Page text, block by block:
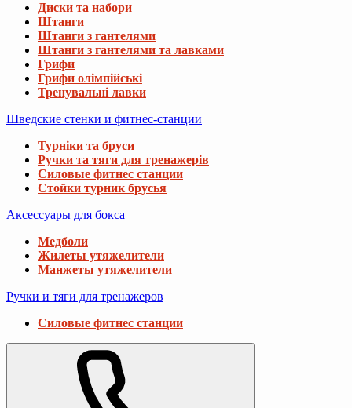
Диски та набори
Штанги
Штанги з гантелями
Штанги з гантелями та лавками
Грифи
Грифи олімпійські
Тренувальні лавки
Шведские стенки и фитнес-станции
Турніки та бруси
Ручки та тяги для тренажерів
Силовые фитнес станции
Стойки турник брусья
Аксессуары для бокса
Медболи
Жилеты утяжелители
Манжеты утяжелители
Ручки и тяги для тренажеров
Силовые фитнес станции